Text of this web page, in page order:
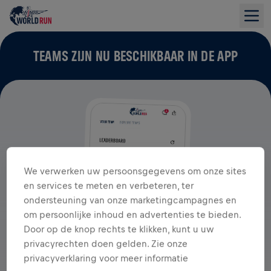
TEAMS ZIJN NU BESCHIKBAAR IN DE APP
We verwerken uw persoonsgegevens om onze sites
en services te meten en verbeteren, ter
ondersteuning van onze marketingcampagnes en
om persoonlijke inhoud en advertenties te bieden.
Door op de knop rechts te klikken, kunt u uw
privacyrechten doen gelden. Zie onze
privacyverklaring voor meer informatie